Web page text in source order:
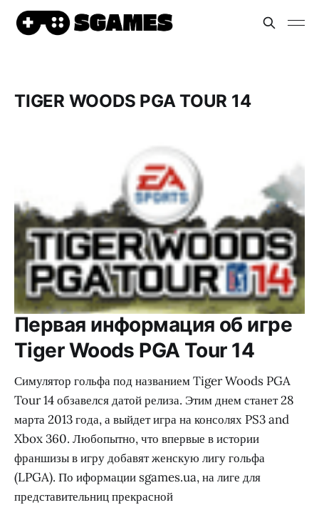
TIGER WOODS PGA TOUR 14
Первая информация об игре
Tiger Woods PGA Tour 14
Симулятор гольфа под названием Tiger Woods PGA
Tour 14 обзавелся датой релиза. Этим днем станет 28
марта 2013 года, а выйдет игра на консолях PS3 and
Xbox 360. Любопытно, что впервые в истории
франшизы в игру добавят женскую лигу гольфа
(LPGA). По иформации sgames.ua, на лиге для
представительниц прекрасной